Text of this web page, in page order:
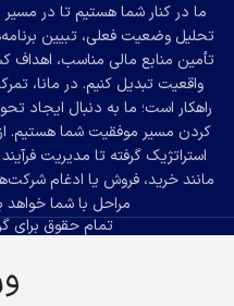
ما در کنار شما هستیم تا در
تحلیل وضعیت فعلی، تبیین
تأمین منابع مالی مناسب، اهداف
واقعیت تبدیل کنیم. در مانا، تمرکز
راهکار است؛ ما به دنبال ایجاد
کردن مسیر موفقیت شما هستیم.
استراتژیک گرفته تا مدیریت
مانند خرید، فروش یا ادغام
مراحل با شما خواهد
تمام حقوق برای